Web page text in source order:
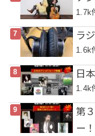
1.7k
ラ
1.6k
日
1.4k
第
ー！